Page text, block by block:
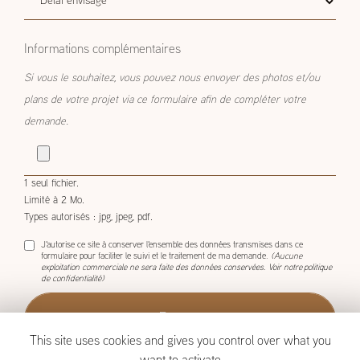
envisagé
Informations complémentaires
Si vous le souhaitez, vous pouvez nous envoyer des photos et/ou
plans de votre projet via ce formulaire afin de compléter votre
demande.
1 seul fichier.
Limité à 2 Mo.
Types autorisés : jpg, jpeg, pdf.
J'autorise ce site à conserver l'ensemble des données transmises dans ce
formulaire pour faciliter le suivi et le traitement de ma demande. (Aucune
exploitation commerciale ne sera faite des données conservées. Voir notrepolitique
de confidentialité)
This site uses cookies and gives you control over what you